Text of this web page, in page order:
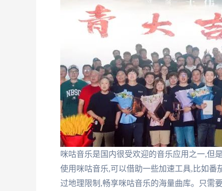
咪咕音乐是国内很受欢迎的音乐应用之一,但
使用咪咕音乐,可以借助一些加速工具,比如
过地理限制,畅享咪咕音乐的海量曲库。只需